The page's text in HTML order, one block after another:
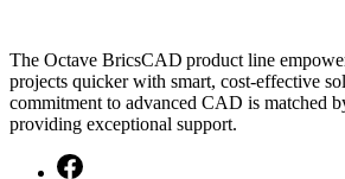
The Octave BricsCAD product line
projects quicker with smart, cost-effective
commitment to advanced CAD is matched
providing exceptional support.